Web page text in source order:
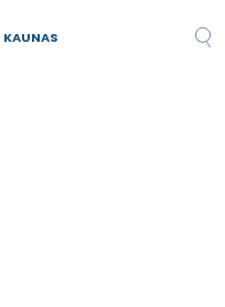
KAUNAS